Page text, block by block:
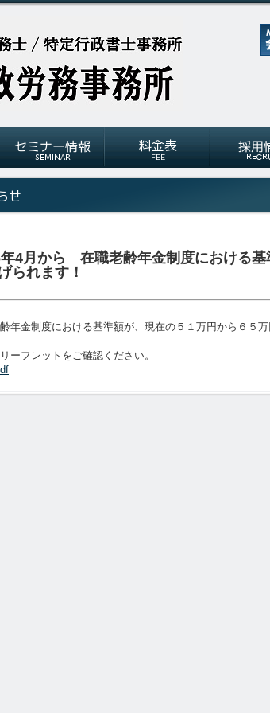
4月から 在職老齢年金制度における基
られます！
年金制度における基準額が、現在の５１万円から６５
ーフレットをご確認ください。